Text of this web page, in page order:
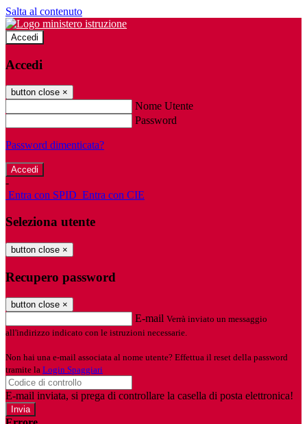
Salta al contenuto
Accedi
Accedi
button close ×
Nome Utente
Password
Password dimenticata?
-
Entra con SPID Entra con CIE
Seleziona utente
button close ×
Recupero password
button close ×
E-mail Verrà inviato un messaggio
all'indirizzo indicato con le istruzioni necessarie.
Non hai una e-mail associata al nome utente? Effettua il reset della password
tramite la Login Spaggiari
E-mail inviata, si prega di controllare la casella di posta elettronica!